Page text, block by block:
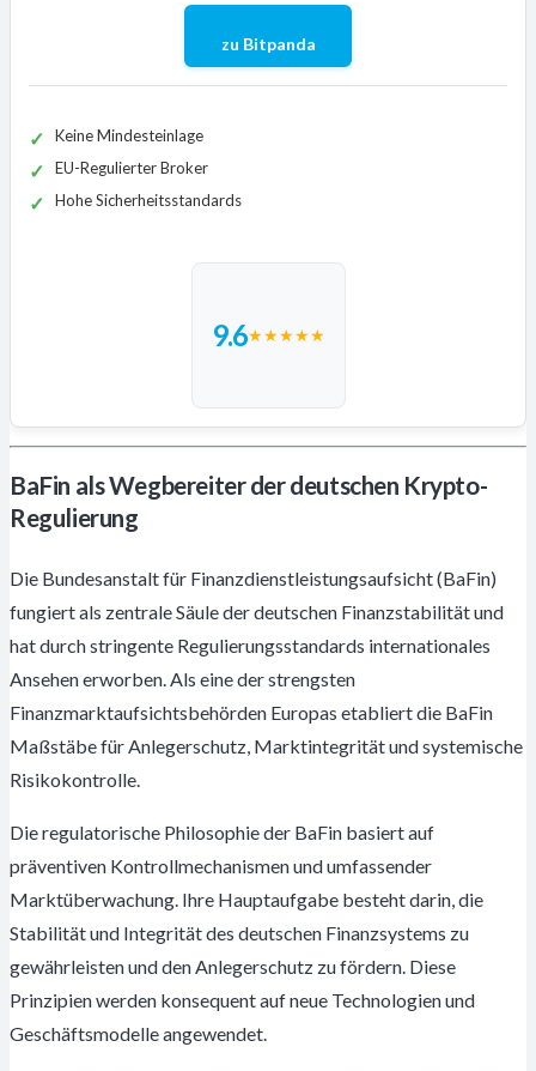
zu Bitpanda
Keine Mindesteinlage
EU-Regulierter Broker
Hohe Sicherheitsstandards
9.6★★★★★
BaFin als Wegbereiter der deutschen Krypto-
Regulierung
Die Bundesanstalt für Finanzdienstleistungsaufsicht (BaFin)
fungiert als zentrale Säule der deutschen Finanzstabilität und
hat durch stringente Regulierungsstandards internationales
Ansehen erworben. Als eine der strengsten
Finanzmarktaufsichtsbehörden Europas etabliert die BaFin
Maßstäbe für Anlegerschutz, Marktintegrität und systemische
Risikokontrolle.
Die regulatorische Philosophie der BaFin basiert auf
präventiven Kontrollmechanismen und umfassender
Marktüberwachung. Ihre Hauptaufgabe besteht darin, die
Stabilität und Integrität des deutschen Finanzsystems zu
gewährleisten und den Anlegerschutz zu fördern. Diese
Prinzipien werden konsequent auf neue Technologien und
Geschäftsmodelle angewendet.